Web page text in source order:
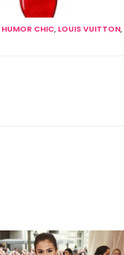
HUMOR CHIC, LOUIS VUITTON,